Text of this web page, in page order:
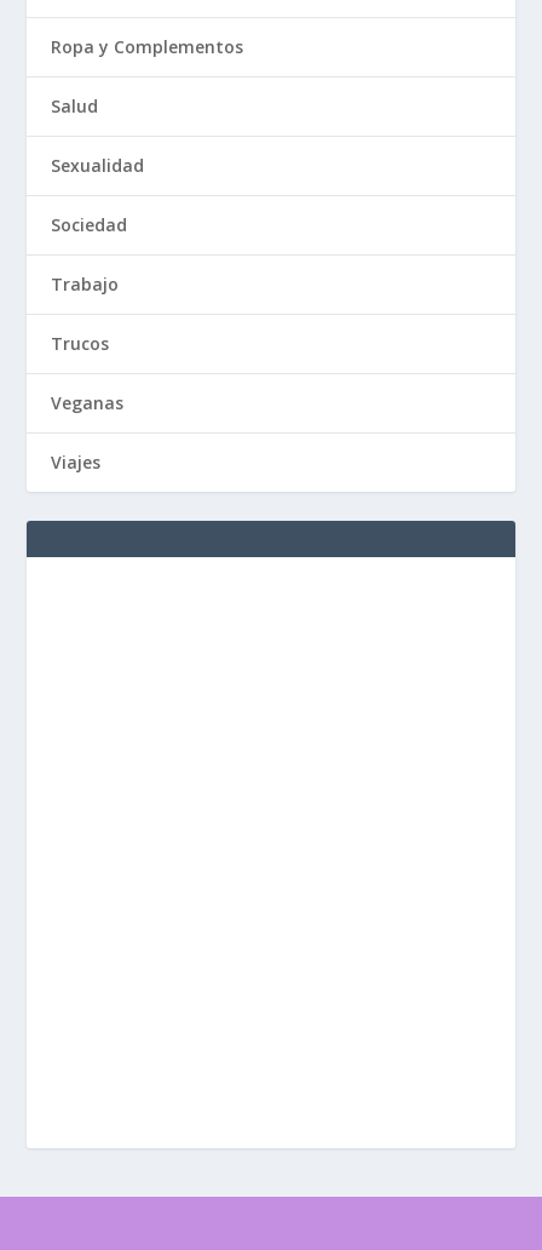
Ropa y Complementos
Salud
Sexualidad
Sociedad
Trabajo
Trucos
Veganas
Viajes